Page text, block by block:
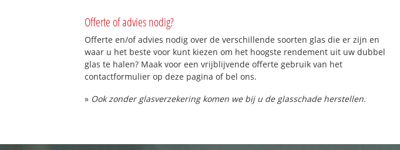
Offerte of advies nodig?
Offerte en/of advies nodig over de verschillende soorten glas die er zijn en
waar u het beste voor kunt kiezen om het hoogste rendement uit uw dubbel
glas te halen? Maak voor een vrijblijvende offerte gebruik van het
contactformulier op deze pagina of bel ons.
» Ook zonder glasverzekering komen we bij u de glasschade herstellen.